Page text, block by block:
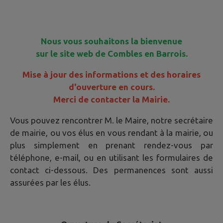
Nous vous souhaitons la bienvenue
sur le site web de Combles en Barrois.
Mise à jour des informations et des horaires
d'ouverture en cours.
Merci de contacter la Mairie.
Vous pouvez rencontrer M. le Maire, notre secrétaire
de mairie, ou vos élus en vous rendant à la mairie, ou
plus simplement en prenant rendez-vous par
téléphone, e-mail, ou en utilisant les formulaires de
contact ci-dessous. Des permanences sont aussi
assurées par les élus.